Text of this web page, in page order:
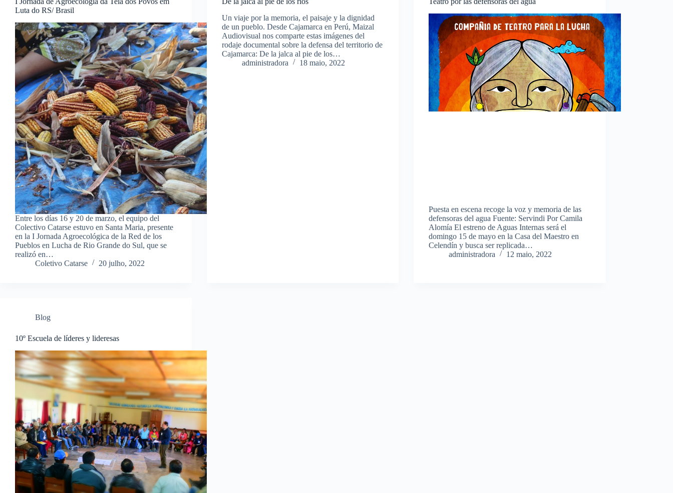
Luta do RS/ Brasil
Entre los días 16 y 20 de marzo, el equipo del
Colectivo Catarse estuvo en Santa Maria, presente
en la I Jornada Agroecológica de la Red de los
Pueblos en Lucha de Rio Grande do Sul, que se
realizó en…
Coletivo Catarse
20 julho, 2022
Un viaje por la memoria, el paisaje y la dignidad
de un pueblo. Desde Cajamarca en Perú, Maizal
Audiovisual nos comparte estas imágenes del
rodaje documental sobre la defensa del territorio de
Cajamarca: De la jalca al pie de los…
administradora
18 maio, 2022
Puesta en escena recoge la voz y memoria de las
defensoras del agua Fuente: Servindi Por Camila
Alomía El estreno de Aguas Internas será el
domingo 15 de mayo en la Casa del Maestro en
Celendín y busca ser replicada…
administradora
12 maio, 2022
Blog
10º Escuela de líderes y lideresas